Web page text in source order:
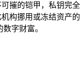
摧的铠甲，私钥完全
构挪用或冻结资产的
字财富。